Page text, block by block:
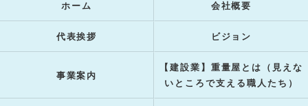
ホーム 会社概要
代表挨拶 ビジョン
事業案内
【建設業】重量屋とは（見えな
いところで支える職人たち）